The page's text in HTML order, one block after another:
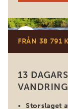
Uganda
FRÅN 38 791
13
Storslaget